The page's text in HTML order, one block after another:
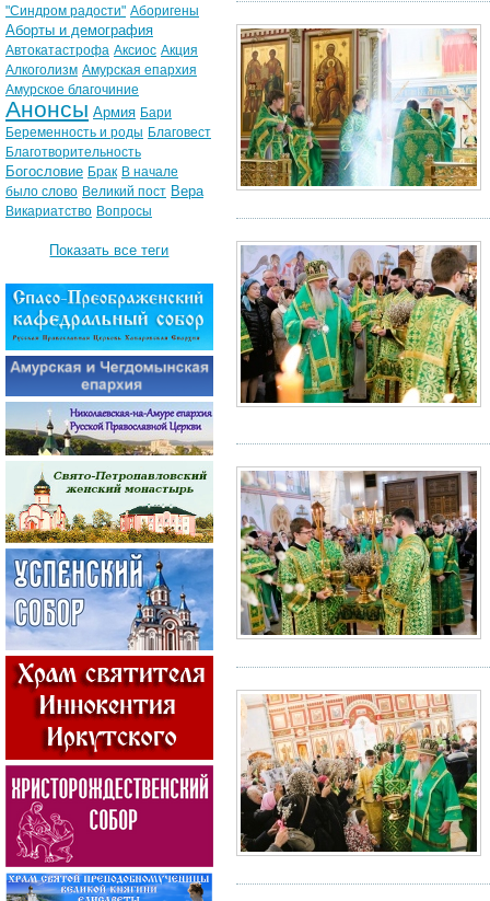
"Синдром радости" Аборигены
Аборты и демография
Автокатастрофа Аксиос Акция
Алкоголизм Амурская епархия
Амурское благочиние
Анонсы Армия Бари
Беременность и роды Благовест
Благотворительность
Богословие Брак В начале
было слово Великий пост Вера
Викариатство Вопросы
Показать все теги